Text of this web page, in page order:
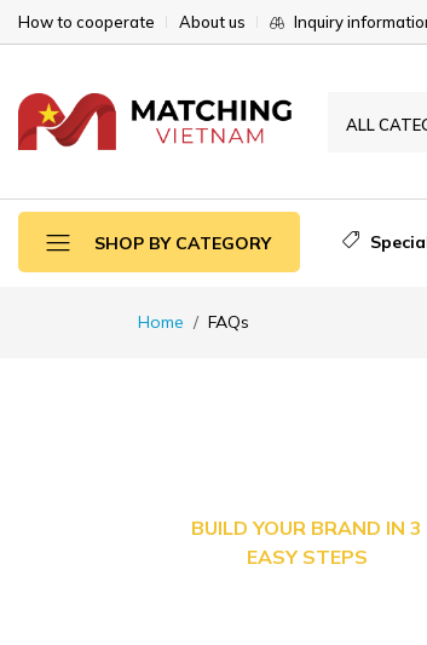
How to cooperate About us Inquiry
ALL
SHOP BY CATEGORY
Home FAQs
BUILD YOUR BRAND IN 3
EASY STEPS